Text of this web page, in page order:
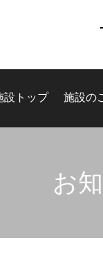
設トップ 施設の
お